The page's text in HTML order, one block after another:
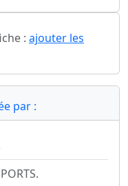
: ajouter les
par :